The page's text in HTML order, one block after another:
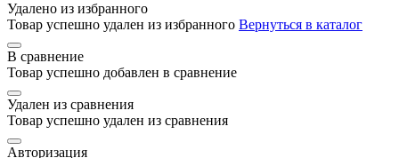
Удалено из избранного
Товар успешно удален из избранного Вернуться в каталог
В сравнение
Товар успешно добавлен в сравнение
Удален из сравнения
Товар успешно удален из сравнения
Авторизация